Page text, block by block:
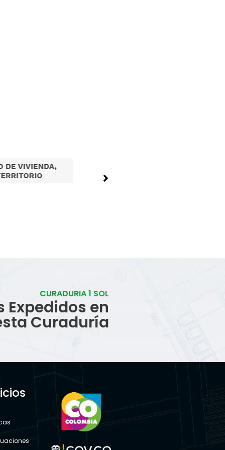
CURADURIA 1 SOL
Expedidos en
Curaduría